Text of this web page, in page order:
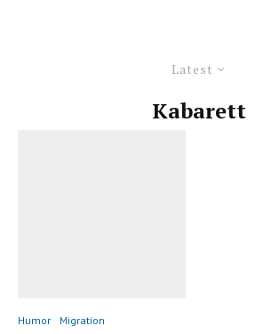
Latest
Kabarett
Humor Migration